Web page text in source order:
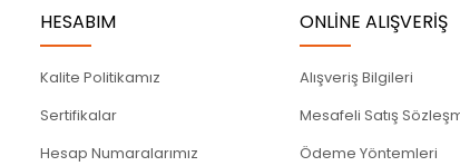
HESABIM
Kalite Politikamız
Sertifikalar
Hesap Numaralarımız
ONLİNE ALIŞVERİŞ
Alışveriş Bilgileri
Mesafeli Satış
Ödeme Yöntemleri